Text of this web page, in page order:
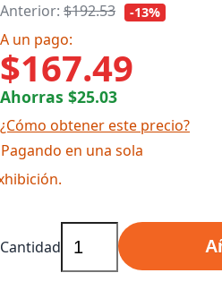
Anterior: $192.53 -13%
A un pago:
$167.49
Ahorras $25.03
¿Cómo obtener este precio?
en una sola
Cantidad